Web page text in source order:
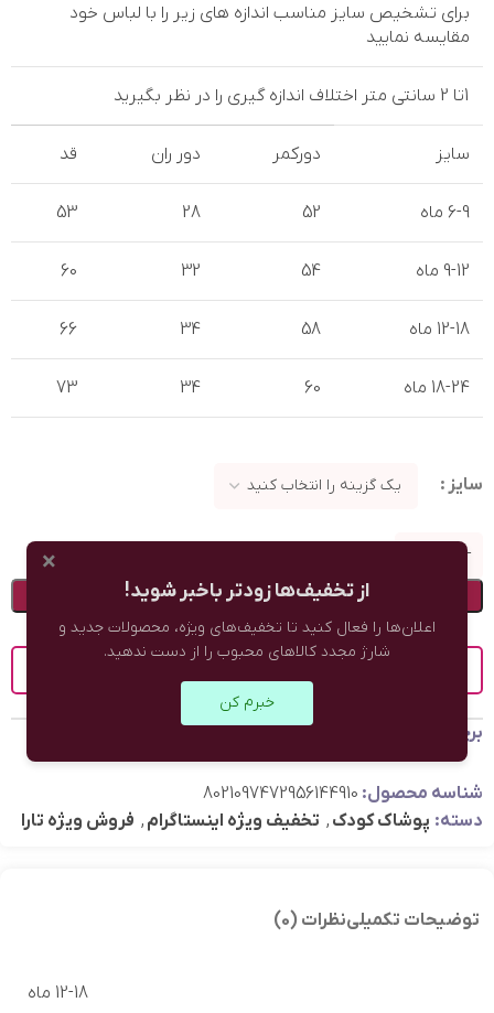
برای تشخیص سایز مناسب اندازه های زیر را با لباس خود
مقایسه نمایید
سایز دورکمر دور ران قد
6-9 ماه 52
28
53
9-12 ماه 54
32
60
12-18 ماه 58
34
66
18-24 ماه 60
34
73
سایز
افزودن به سبد خرید
برچسب: پوشاک پاییزه
شناسه محصول: 8021097472956144910
دسته: پوشاک کودک , تخفیف ویژه اینستاگرام , فروش ویژه تارا
توضیحات تکمیلینظرات (0)
12-18 ماه
×
از تخفیف‌ها زودتر باخبر شوید!
اعلان‌ها را فعال کنید تا تخفیف‌های ویژه، محصولات جدید و
شارژ مجدد کالاهای محبوب را از دست ندهید.
خبرم کن